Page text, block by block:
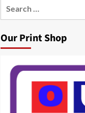
Our Print Shop